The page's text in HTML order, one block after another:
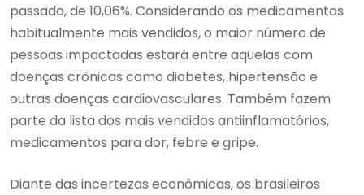
passado, de 10,06%. Considerando os medicamentos
habitualmente mais vendidos, o maior número de
pessoas impactadas estará entre aquelas com
doenças crônicas como diabetes, hipertensão e
outras doenças cardiovasculares. Também fazem
parte da lista dos mais vendidos antiinflamatórios,
medicamentos para dor, febre e gripe.
Diante das incertezas econômicas, os brasileiros